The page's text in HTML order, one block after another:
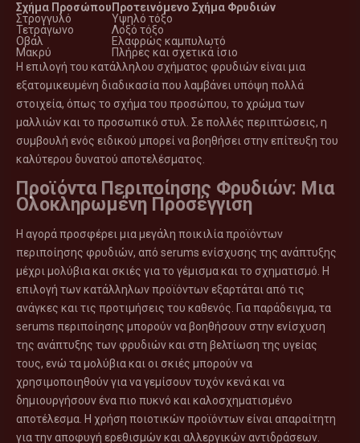
Σχήμα Προσώπου Προτεινόμενο Σχήμα Φρυδιών
Στρογγυλό
Υψηλό τόξο
Τετράγωνο
Λοξό τόξο
Οβάλ
Ελαφρώς καμπυλωτό
Μακρύ
Πλήρες και σχετικά ίσιο
Η επιλογή του κατάλληλου σχήματος φρυδιών είναι μια
εξατομικευμένη διαδικασία που λαμβάνει υπόψη πολλά
στοιχεία, όπως το σχήμα του προσώπου, το χρώμα των
μαλλιών και το προσωπικό στυλ. Σε πολλές περιπτώσεις, η
συμβουλή ενός ειδικού μπορεί να βοηθήσει στην επίτευξη του
καλύτερου δυνατού αποτελέσματος.
Προϊόντα Περιποίησης Φρυδιών: Μια
Ολοκληρωμένη Προσέγγιση
Η αγορά προσφέρει μια μεγάλη ποικιλία προϊόντων
περιποίησης φρυδιών, από serums ενίσχυσης της ανάπτυξης
μέχρι μολύβια και σκιές για το γέμισμα και το σχηματισμό. Η
επιλογή των κατάλληλων προϊόντων εξαρτάται από τις
ανάγκες και τις προτιμήσεις του καθενός. Για παράδειγμα, τα
serums περιποίησης μπορούν να βοηθήσουν στην ενίσχυση
της ανάπτυξης των φρυδιών και στη βελτίωση της υγείας
τους, ενώ τα μολύβια και οι σκιές μπορούν να
χρησιμοποιηθούν για να γεμίσουν τυχόν κενά και να
δημιουργήσουν ένα πιο πυκνό και καλοσχηματισμένο
αποτέλεσμα. Η χρήση ποιοτικών προϊόντων είναι απαραίτητη
για την αποφυγή ερεθισμών και αλλεργικών αντιδράσεων.